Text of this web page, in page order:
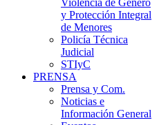
Violencia de Género
y Protección Integral
de Menores
Policía Técnica
Judicial
STIyC
PRENSA
Prensa y Com.
Noticias e
Información General